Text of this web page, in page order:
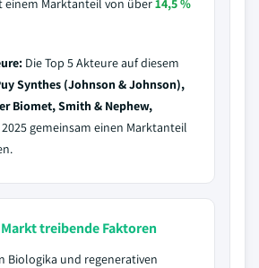
einem Marktanteil von über14,5 %
Die Top 5 Akteure auf diesem
Synthes (Johnson & Johnson),
Biomet, Smith & Nephew,
2025 gemeinsam einen Marktanteil
treibende Faktoren
Biologika und regenerativen